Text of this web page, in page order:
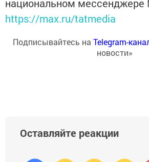
национальном мессенджере
https://max.ru/tatmedia
Подписывайтесь на Telegram-
новости»
Оставляйте реакции